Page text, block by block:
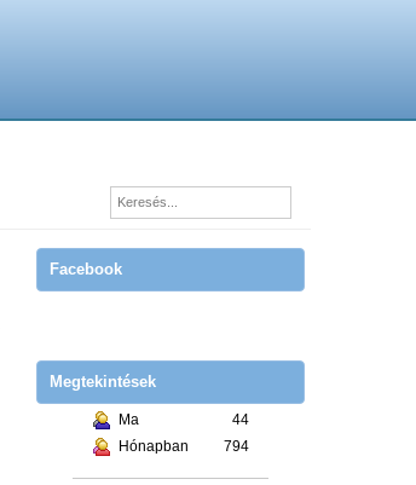
Facebook
Megtekintések
Ma
44
Hónapban
794